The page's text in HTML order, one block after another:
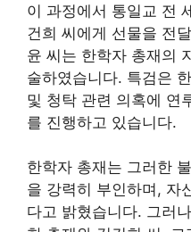
이 과정에서 통일교 전
건희 씨에게 선물을 전
윤 씨는 한학자 총재의
술하였습니다. 특검은
및 청탁 관련 의혹에 연
를 진행하고 있습니다.
한학자 총재는 그러한
을 강력히 부인하며, 자
다고 밝혔습니다. 그러